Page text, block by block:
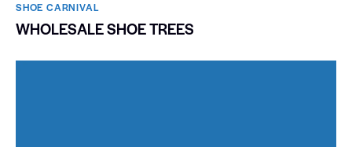
SHOE CARNIVAL​
WHOLESALE SHOE TREES